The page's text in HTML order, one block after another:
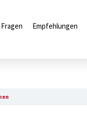
Empfehlungen